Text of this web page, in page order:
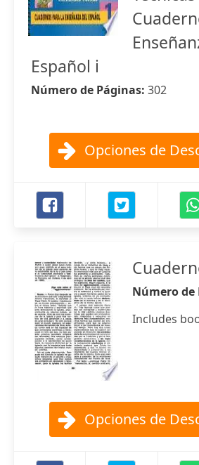
Español i
Número de Páginas: 302
Opciones de
Número de
Includes
Opciones de